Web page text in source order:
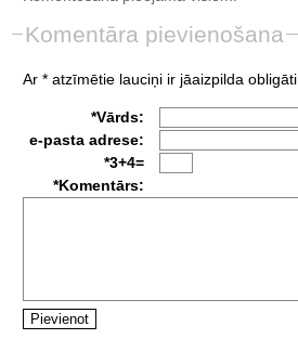
Komentāra pievienošana
Ar * atzīmētie lauciņi ir jāaizpilda obligāti.
*Vārds:
e-pasta adrese:
*3+4=
*Komentārs: